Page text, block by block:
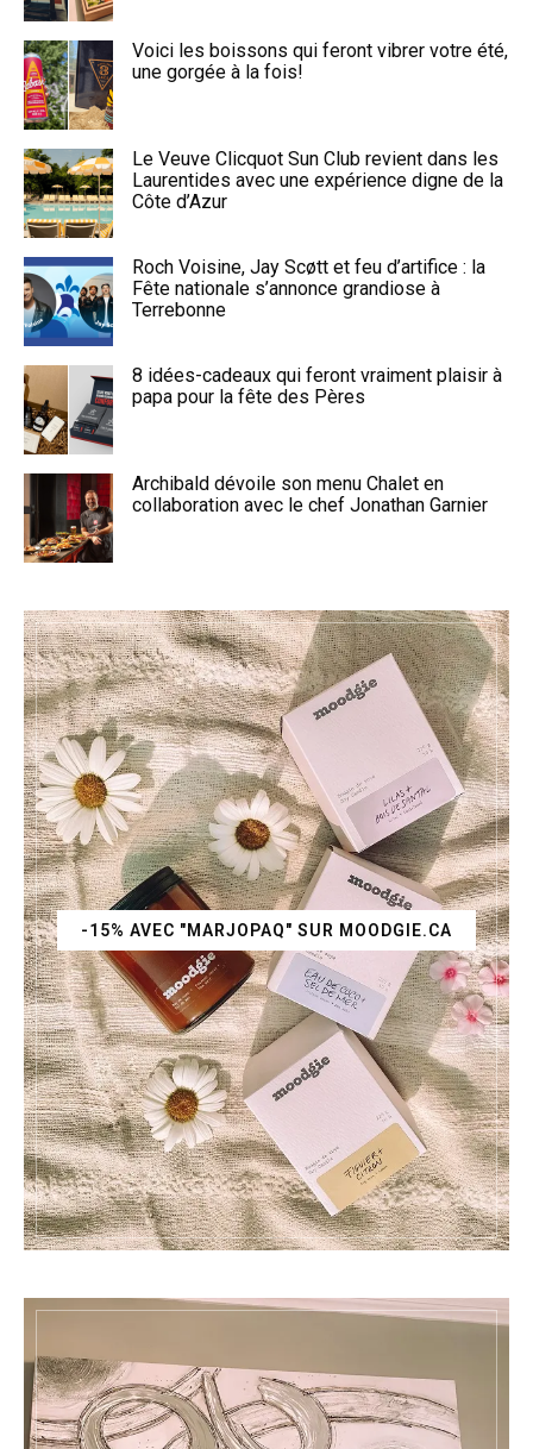
Voici les boissons qui feront vibrer votre été,
une gorgée à la fois!
Le Veuve Clicquot Sun Club revient dans les
Laurentides avec une expérience digne de la
Côte d’Azur
Roch Voisine, Jay Scøtt et feu d’artifice : la
Fête nationale s’annonce grandiose à
Terrebonne
8 idées-cadeaux qui feront vraiment plaisir à
papa pour la fête des Pères
Archibald dévoile son menu Chalet en
collaboration avec le chef Jonathan Garnier
-15% AVEC "MARJOPAQ" SUR MOODGIE.CA